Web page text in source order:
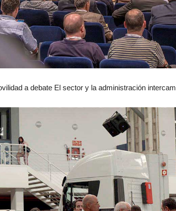
a debate El sector y la administración